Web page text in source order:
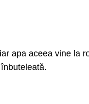
apa aceea vine la